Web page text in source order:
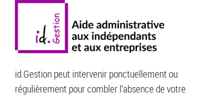
id.Gestion peut intervenir ponctuellement ou
régulièrement pour combler l’absence de votre